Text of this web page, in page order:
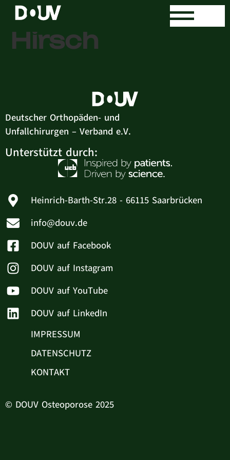
Dr. med. David
Hirsch
Deutscher Orthopäden- und
Unfallchirurgen – Verband e.V.
Unterstützt durch:
Heinrich-Barth-Str.28 - 66115 Saarbrücken
info@douv.de
DOUV auf Facebook
DOUV auf Instagram
DOUV auf YouTube
DOUV auf LinkedIn
IMPRESSUM
DATENSCHUTZ
KONTAKT
© DOUV Osteoporose 2025